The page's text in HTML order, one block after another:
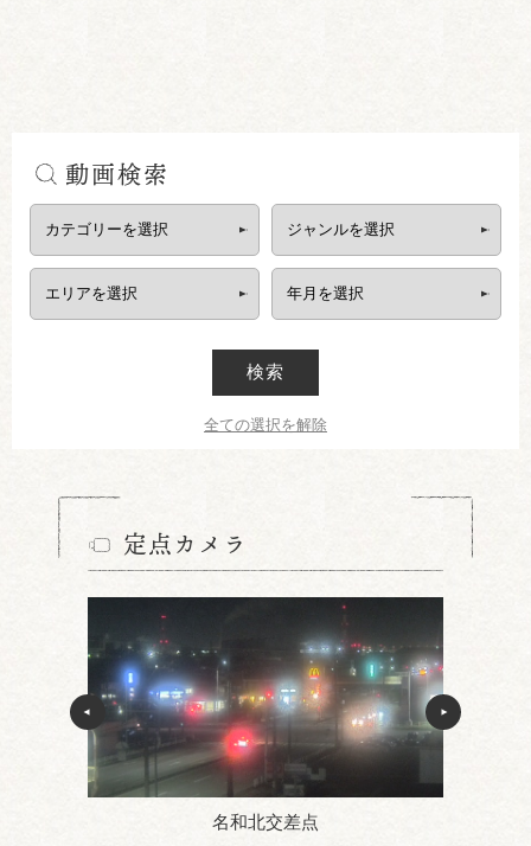
動画検索
検索
全ての選択を解除
定点カメラ
名和北交差点